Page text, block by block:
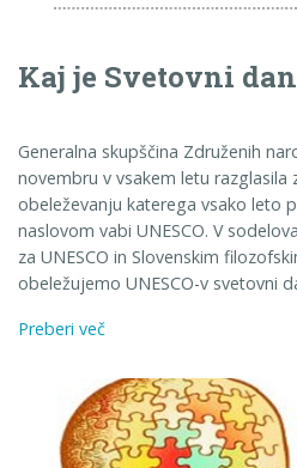
Kaj je Svetovni
Generalna skupščina Združenih
novembru v vsakem letu
obeleževanju katerega vsako leto
naslovom vabi UNESCO. V
za UNESCO in Slovenskim
obeležujemo UNESCO-v svetovni
Preberi več